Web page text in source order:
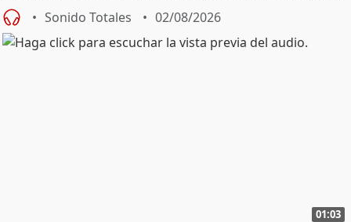
Sonido Totales 02/08/2026
01:03